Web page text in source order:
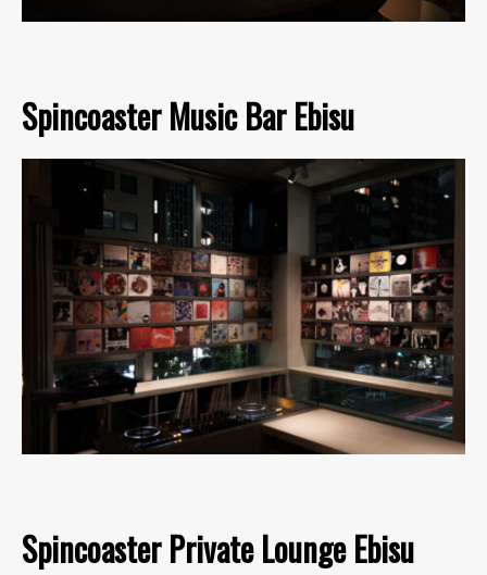
Spincoaster Music Bar Ebisu
Spincoaster Private Lounge Ebisu